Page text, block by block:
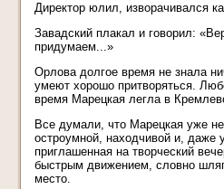
Директор юлил, изворачивался
Завадский плакал и говорил:
придумаем...»
Орлова долгое время не знала
умеют хорошо притворяться.
время Марецкая легла в
Все думали, что Марецкая уже
остроумной, находчивой и, даже
приглашенная на творческий
быстрым движением, словно
место.